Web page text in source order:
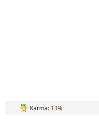
Karma: 13%